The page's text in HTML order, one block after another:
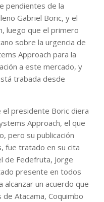
pendientes de la
Gabriel Boric, y el
luego que el primero
sobre la urgencia de
Approach para la
a este mercado, y
trabada desde
presidente Boric diera
Approach, el que
pero su publicación
fue tratado en su cita
de Fedefruta, Jorge
presente en todos
alcanzar un acuerdo que
Atacama, Coquimbo